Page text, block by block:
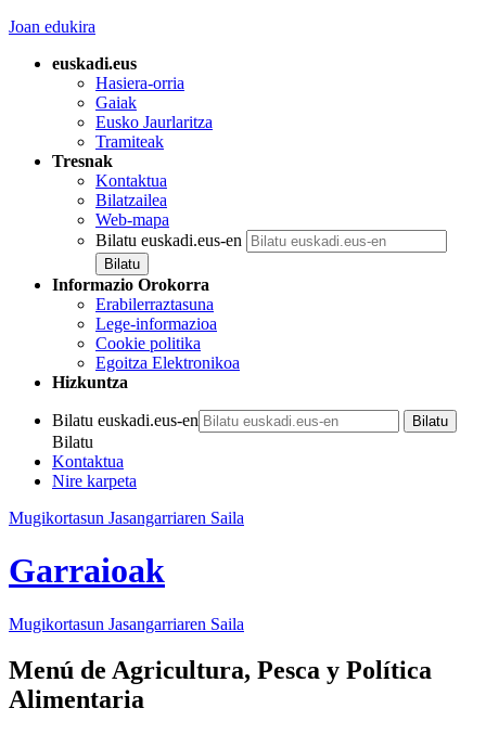
Joan edukira
euskadi.eus
Hasiera-orria
Gaiak
Eusko Jaurlaritza
Tramiteak
Tresnak
Kontaktua
Bilatzailea
Web-mapa
Bilatu euskadi.eus-en
Informazio Orokorra
Erabilerraztasuna
Lege-informazioa
Cookie politika
Egoitza Elektronikoa
Hizkuntza
Bilatu euskadi.eus-en
Bilatu
Kontaktua
Nire karpeta
Mugikortasun Jasangarriaren Saila
Garraioak
Mugikortasun Jasangarriaren Saila
Menú de Agricultura, Pesca y Política
Alimentaria